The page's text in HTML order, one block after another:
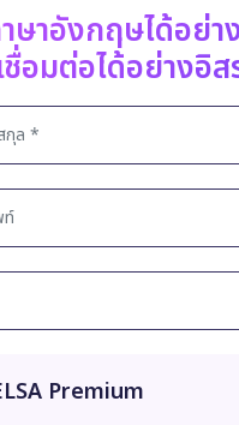
ษาอังกฤษได้อย่า
ชื่อมต่อได้อย่างอิส
Premium